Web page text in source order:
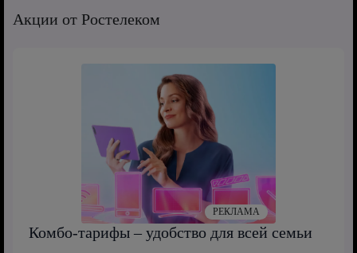
Акции от Ростелеком
Комбо-тарифы – удобство для всей семьи
РЕКЛАМА